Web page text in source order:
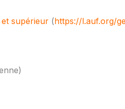
supérieur (https://l.auf.org/